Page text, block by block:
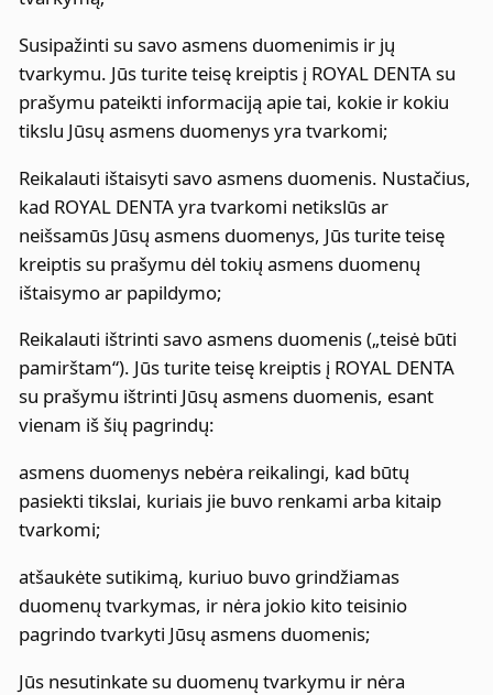
Susipažinti su savo asmens duomenimis ir jų
tvarkymu. Jūs turite teisę kreiptis į ROYAL DENTA su
prašymu pateikti informaciją apie tai, kokie ir kokiu
tikslu Jūsų asmens duomenys yra tvarkomi;
Reikalauti ištaisyti savo asmens duomenis. Nustačius,
kad ROYAL DENTA yra tvarkomi netikslūs ar
neišsamūs Jūsų asmens duomenys, Jūs turite teisę
kreiptis su prašymu dėl tokių asmens duomenų
ištaisymo ar papildymo;
Reikalauti ištrinti savo asmens duomenis („teisė būti
pamirštam“). Jūs turite teisę kreiptis į ROYAL DENTA
su prašymu ištrinti Jūsų asmens duomenis, esant
vienam iš šių pagrindų:
asmens duomenys nebėra reikalingi, kad būtų
pasiekti tikslai, kuriais jie buvo renkami arba kitaip
tvarkomi;
atšaukėte sutikimą, kuriuo buvo grindžiamas
duomenų tvarkymas, ir nėra jokio kito teisinio
pagrindo tvarkyti Jūsų asmens duomenis;
Jūs nesutinkate su duomenų tvarkymu ir nėra